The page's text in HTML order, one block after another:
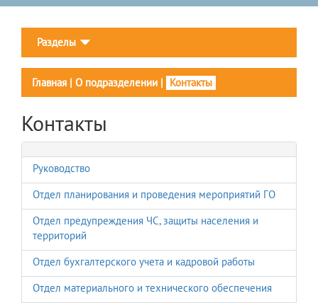
Разделы
Главная | О подразделении | Контакты
Контакты
Руководство
Отдел планирования и проведения мероприятий ГО
Отдел предупреждения ЧС, защиты населения и
территорий
Отдел бухгалтерского учета и кадровой работы
Отдел материального и технического обеспечения